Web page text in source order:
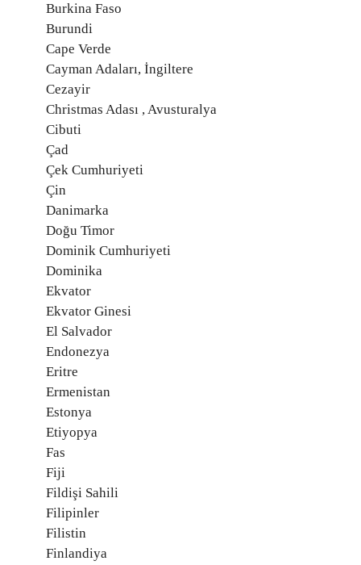
Burkina Faso
Burundi
Cape Verde
Cayman Adaları, İngiltere
Cezayir
Christmas Adası , Avusturalya
Cibuti
Çad
Çek Cumhuriyeti
Çin
Danimarka
Doğu Timor
Dominik Cumhuriyeti
Dominika
Ekvator
Ekvator Ginesi
El Salvador
Endonezya
Eritre
Ermenistan
Estonya
Etiyopya
Fas
Fiji
Fildişi Sahili
Filipinler
Filistin
Finlandiya